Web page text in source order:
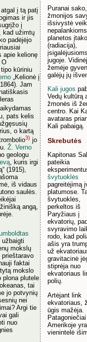
Puranai
žmonijos
išsivystė
nepalankioms
planetos
(radiacija),
jugoje.
žemėje
galėjų jų
Kali jugos
Vedų kultūrą
žmonės iš
centro. Kai
avataras
Kali pabaigą.
Skrebutės
Kapitonas
pateikia
švytuoklės
pagreitėjimą
platumose.
švytuoklės,
perkeltos iš
Paryžiaus į
ekvatorių,
svyravimo
rodo, kad
ašis yra
už
gravitacinė
stiprėja nuo
ekvatoriaus
polių.
Artėjant link
ekvatoriaus,
ūgis mažėja.
Amerikoje yra
vienintelė
į tą patį
ir jis
į
kad užimtų
padėjėjo
apie kelionę
O
kūriniu
„Kelionė į
Jam
pats kelis
o kartą
3) jo
Ž. Verno
geologu
, kuris irgi
(1915),
iš vidaus
saulės.
angą,
užbaigti
mokslų
faktai
mokslo
plona plutele
tai
jo potvynių
nei
Argi tie
gali
nuo